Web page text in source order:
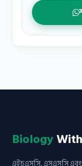
Biology